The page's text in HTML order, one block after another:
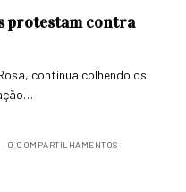
protestam contra
continua colhendo os
0 COMPARTILHAMENTOS